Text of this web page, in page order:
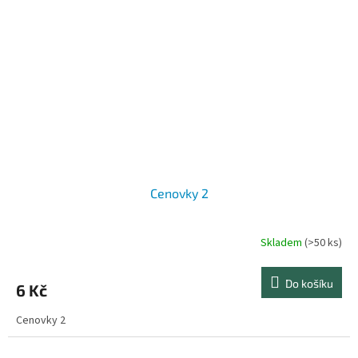
Cenovky 2
Skladem (>50 ks)
6 Kč Do košíku
Cenovky 2